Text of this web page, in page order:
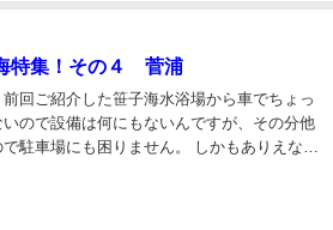
特集！その４ 菅浦
回ご紹介した笹子海水浴場から車でちょっ
ので設備は何にもないんですが、その分他
駐車場にも困りません。 しかもありえない